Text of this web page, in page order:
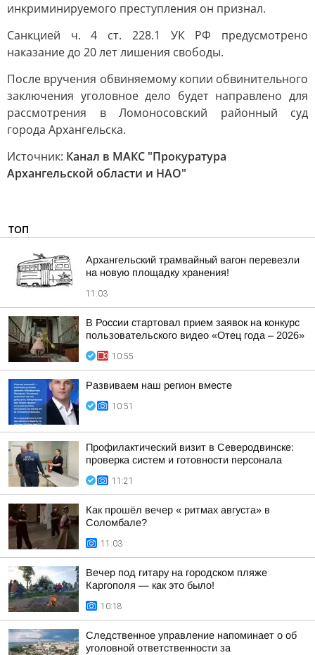
инкриминируемого преступления он признал.
Санкцией ч. 4 ст. 228.1 УК РФ предусмотрено
наказание до 20 лет лишения свободы.
После вручения обвиняемому копии обвинительного
заключения уголовное дело будет направлено для
рассмотрения в Ломоносовский районный суд
города Архангельска.
Источник: Канал в МАКС "Прокуратура
Архангельской области и НАО"
ТОП
Архангельский трамвайный вагон перевезли
на новую площадку хранения!
11:03
В России стартовал прием заявок на конкурс
пользовательского видео «Отец года – 2026»
10:55
Развиваем наш регион вместе
10:51
Профилактический визит в Северодвинске:
проверка систем и готовности персонала
11:21
Как прошёл вечер « ритмах августа» в
Соломбале?
11:03
Вечер под гитару на городском пляже
Каргополя — как это было!
10:18
Следственное управление напоминает о об
уголовной ответственности за